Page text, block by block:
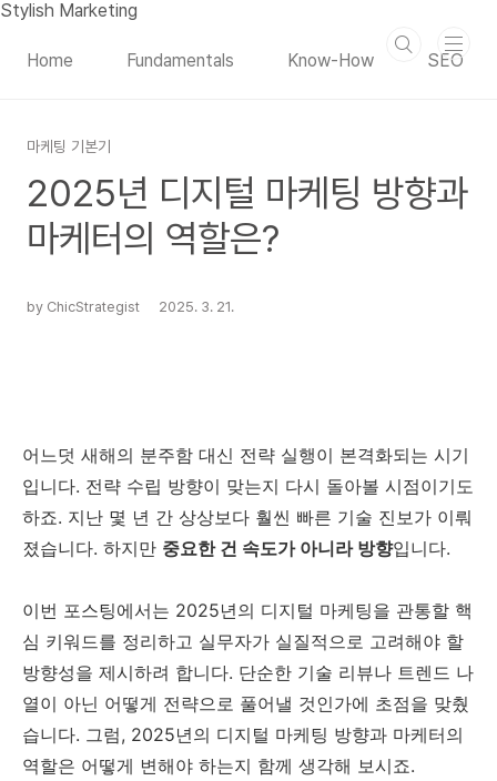
본문 바로가기
Stylish Marketing
Home Fundamentals Know-How SEO
마케팅 기본기
2025년 디지털 마케팅 방향과
마케터의 역할은?
by ChicStrategist 2025. 3. 21.
어느덧 새해의 분주함 대신 전략 실행이 본격화되는 시기
입니다. 전략 수립 방향이 맞는지 다시 돌아볼 시점이기도
하죠. 지난 몇 년 간 상상보다 훨씬 빠른 기술 진보가 이뤄
졌습니다. 하지만 중요한 건 속도가 아니라 방향입니다.
이번 포스팅에서는 2025년의 디지털 마케팅을 관통할 핵
심 키워드를 정리하고 실무자가 실질적으로 고려해야 할
방향성을 제시하려 합니다. 단순한 기술 리뷰나 트렌드 나
열이 아닌 어떻게 전략으로 풀어낼 것인가에 초점을 맞췄
습니다. 그럼, 2025년의 디지털 마케팅 방향과 마케터의
역할은 어떻게 변해야 하는지 함께 생각해 보시죠.